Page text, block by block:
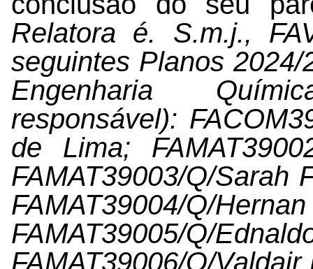
Relatora é. S.m.j.,
seguintes Planos
Engenharia
responsável):
de Lima;
FAMAT39003/Q/Sarah
FAMAT39004/Q/
FAMAT39005/Q/
FAMAT39006/Q/